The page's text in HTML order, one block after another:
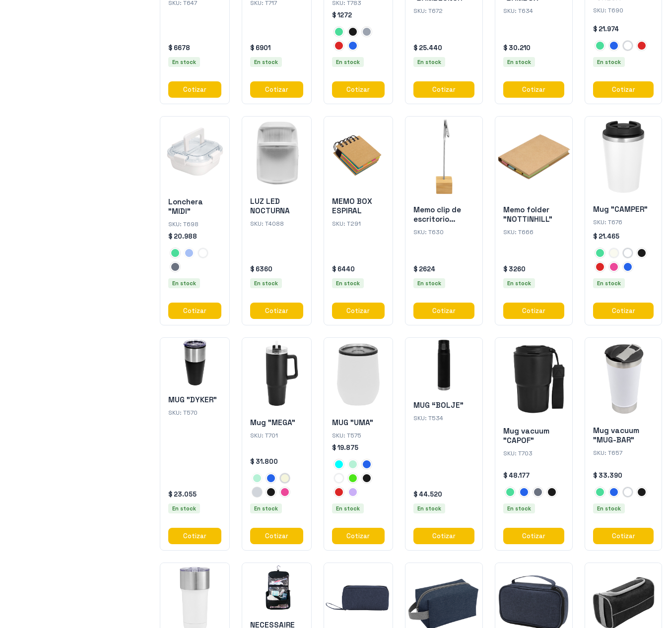
SKU: T647
$ 6678
En stock
Cotizar
SKU: T717
$ 6901
En stock
Cotizar
SKU: T783
$ 1272
En stock
Cotizar
SKU: T672
$ 25.440
En stock
Cotizar
SKU: T634
$ 30.210
En stock
Cotizar
SKU: T690
$ 21.974
En stock
Cotizar
Lonchera
"MIDI"
SKU: T698
$ 20.988
En stock
Cotizar
LUZ LED
NOCTURNA
SKU: T4088
$ 6360
En stock
Cotizar
MEMO BOX
ESPIRAL
SKU: T291
$ 6440
En stock
Cotizar
Memo clip de
escritorio
"BAMBSTICK"
SKU: T630
$ 2624
En stock
Cotizar
Memo folder
"NOTTINHILL"
SKU: T666
$ 3260
En stock
Cotizar
Mug "CAMPER"
SKU: T676
$ 21.465
En stock
Cotizar
MUG "DYKER"
SKU: T570
$ 23.055
En stock
Cotizar
Mug "MEGA"
SKU: T701
$ 31.800
En stock
Cotizar
MUG "UMA"
SKU: T575
$ 19.875
En stock
Cotizar
MUG “BOLJE”
SKU: T534
$ 44.520
En stock
Cotizar
Mug vacuum
"CAPOF"
SKU: T703
$ 48.177
En stock
Cotizar
Mug vacuum
"MUG-BAR"
SKU: T657
$ 33.390
En stock
Cotizar
NECESSAIRE